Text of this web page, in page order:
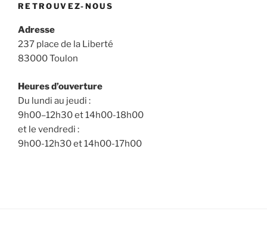
RETROUVEZ-NOUS
Adresse
237 place de la Liberté
83000 Toulon
Heures d’ouverture
Du lundi au jeudi :
9h00–12h30 et 14h00-18h00
et le vendredi :
9h00-12h30 et 14h00-17h00